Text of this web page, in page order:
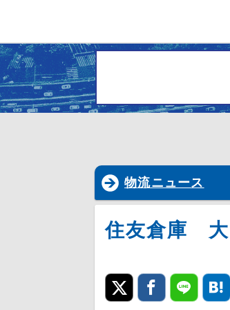
物流ニュース
住友倉庫 大